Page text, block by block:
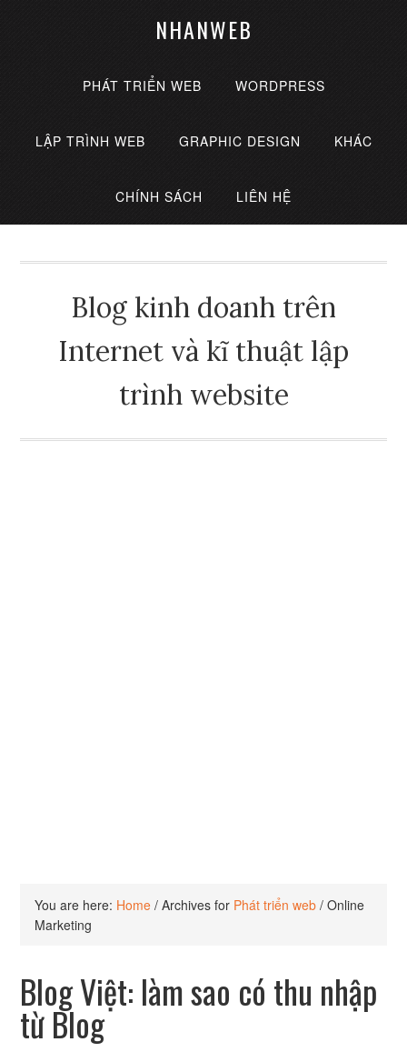
NHANWEB
PHÁT TRIỂN WEB WORDPRESS
LẬP TRÌNH WEB GRAPHIC DESIGN KHÁC
CHÍNH SÁCH LIÊN HỆ
Blog kinh doanh trên
Internet và kĩ thuật lập
trình website
You are here: Home / Archives for Phát triển web / Online
Marketing
Blog Việt: làm sao có thu nhập
từ Blog